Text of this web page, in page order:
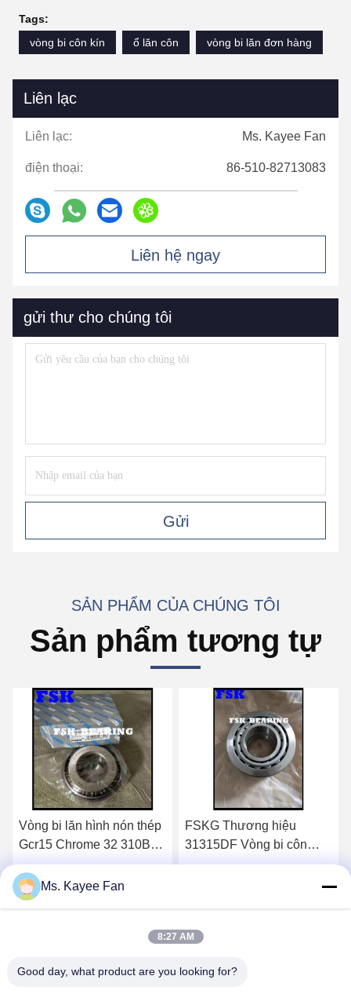
Tags:
vòng bi côn kín
ổ lăn côn vòng bi lăn đơn hàng
Liên lạc
Liên lạc: Ms. Kayee Fan
điện thoại: 86-510-82713083
Liên hệ ngay
gửi thư cho chúng tôi
Gửi
SẢN PHẨM CỦA CHÚNG TÔI
Sản phẩm tương tự
Vòng bi lăn hình nón thép
Gcr15 Chrome 32 310B
J2 / Q, Độ cứng cao
32311B J2 / Q
Nhận giá tốt nhất
FSKG Thương hiệu
31315DF Vòng bi côn
được lắp ráp Vòng bi lắp
Ms. Kayee Fan
8:27 AM
Good day, what product are you looking for?